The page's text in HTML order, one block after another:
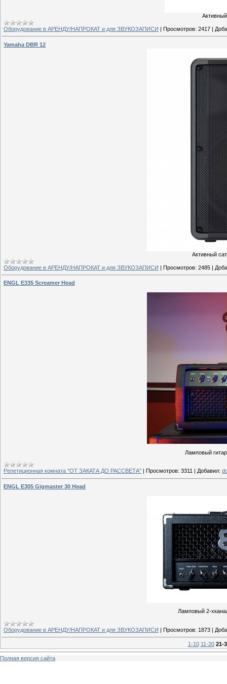
Оборудование в АРЕНДУ/НАПРОКАТ и для ЗВУКОЗАПИСИ | Просмотров: 2417 |
Yamaha DBR 12
Активный
Оборудование в АРЕНДУ/НАПРОКАТ и для ЗВУКОЗАПИСИ | Просмотров: 2485 |
ENGL E335 Screamer Head
Ламповый
Репетиционная комната "ОТ ЗАКАТА ДО РАССВЕТА" | Просмотров: 3311 | Добавил:
ENGL E305 Gigmaster 30 Head
Ламповый 2-
Оборудование в АРЕНДУ/НАПРОКАТ и для ЗВУКОЗАПИСИ | Просмотров: 1873 |
1-10 11-20 21-
Полная версия сайта